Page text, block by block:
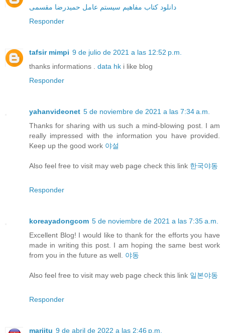
دانلود کتاب مفاهیم سیستم عامل حمیدرضا مقسمی
Responder
tafsir mimpi 9 de julio de 2021 a las 12:52 p.m.
thanks informations . data hk i like blog
Responder
yahanvideonet 5 de noviembre de 2021 a las 7:34 a.m.
Thanks for sharing with us such a mind-blowing post. I am
really impressed with the information you have provided.
Keep up the good work 야설
Also feel free to visit may web page check this link 한국야동
Responder
koreayadongcom 5 de noviembre de 2021 a las 7:35 a.m.
Excellent Blog! I would like to thank for the efforts you have
made in writing this post. I am hoping the same best work
from you in the future as well. 야동
Also feel free to visit may web page check this link 일본야동
Responder
marjitu 9 de abril de 2022 a las 2:46 p.m.